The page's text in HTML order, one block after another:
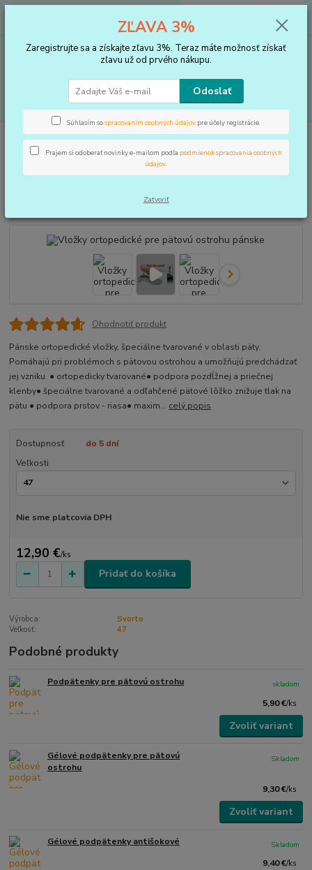
za0 €
Úvod VLOŽKY DO TOPÁNOK, KOREKTORY
Vložky ortopedické pre
pätovú ostrohu pánske
Vložky ortopedické pre pätovú
ostrohu pánske
Ohodnotiť produkt
Pánske ortopedické vložky, špeciálne tvarované v oblasti päty.
Pomáhajú pri problémoch s pätovou ostrohou a umožňujú predchádzať
jej vzniku. ● ortopedicky tvarované● podpora pozdĺžnej a priečnej
klenby● špeciálne tvarované a odľahčené pätové lôžko znižuje tlak na
pätu ● podpora prstov - riasa● maxim... celý popis
Dostupnosť
do 5 dní
Veľkosti
Nie sme platcovia DPH
12,90 €/ks
Pridať do košíka
Výrobca:
Svorto
Veľkosť:
47
Podobné produkty
Podpätenky pre pätovú ostrohu
5,90 €/ks
skladom
Zvoliť variant
Gélové podpätenky pre pätovú
ostrohu
9,30 €/ks
Skladom
Zvoliť variant
Gélové podpätenky antišokové
9,40 €/ks
Skladom
ZĽAVA 3%
Zaregistrujte sa a získajte zľavu 3%. Teraz máte možnosť získať
zľavu už od prvého nákupu.
Odoslať
Súhlasím sospracovaním osobných údajov pre účely registrácie.
Prajem si odoberať novinky e-mailom podľa podmienok spracovania osobných
údajov.
Zatvoriť